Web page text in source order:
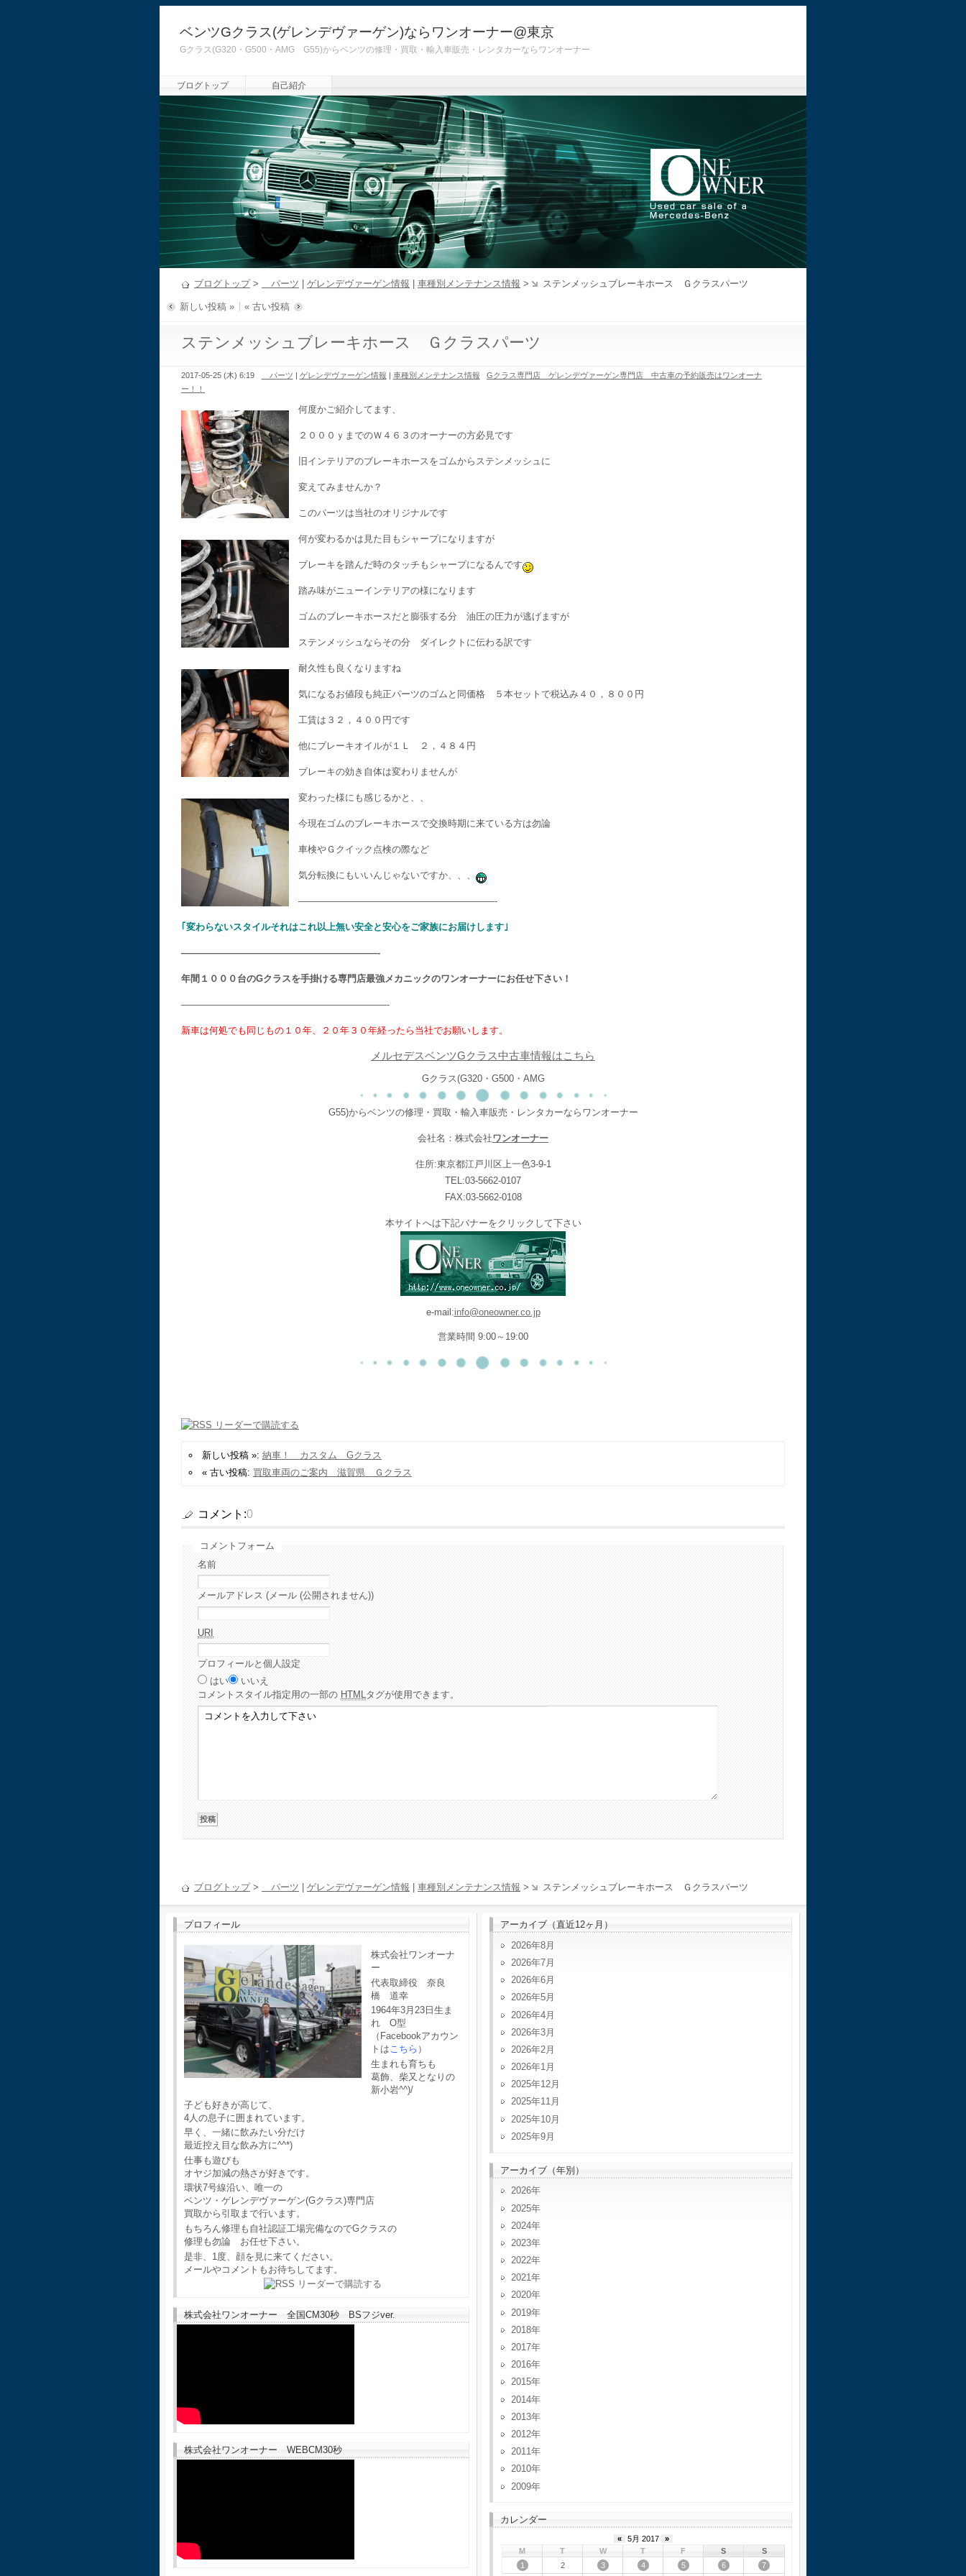
ベンツGクラス(ゲレンデヴァーゲン)ならワンオーナー@東京
Gクラス(G320・G500・AMG G55)からベンツの修理・買取・輸入車販売・レンタカーならワンオーナー
ブログトップ 自己紹介
ブログトップ> パーツ ゲレンデヴァーゲン情報 車種別メンテナンス情報 > ステンメッシュブレーキホース Ｇクラスパーツ
新しい投稿 » « 古い投稿
ステンメッシュブレーキホース Ｇクラスパーツ
2017-05-25 (木) 6:19 パーツ | ゲレンデヴァーゲン情報 | 車種別メンテナンス情報
Gクラス専門店 ゲレンデヴァーゲン専門店 中古車の予約販売はワンオーナ
ー！！
何度かご紹介してます、
２０００ｙまでのＷ４６３のオーナーの方必見です
旧インテリアのブレーキホースをゴムからステンメッシュに
変えてみませんか？
このパーツは当社のオリジナルです
何が変わるかは見た目もシャープになりますが
ブレーキを踏んだ時のタッチもシャープになるんです
踏み味がニューインテリアの様になります
ゴムのブレーキホースだと膨張する分 油圧の圧力が逃げますが
ステンメッシュならその分 ダイレクトに伝わる訳です
耐久性も良くなりますね
気になるお値段も純正パーツのゴムと同価格 ５本セットで税込み４０，８００円
工賃は３２，４００円です
他にブレーキオイルが１Ｌ ２，４８４円
ブレーキの効き自体は変わりませんが
変わった様にも感じるかと、、
今現在ゴムのブレーキホースで交換時期に来ている方は勿論
車検やＧクイック点検の際など
気分転換にもいいんじゃないですか、、、
—————————————————————-
｢変わらないスタイルそれはこれ以上無い安全と安心をご家族にお届けします｣
—————————————————————-
年間１０００台のGクラスを手掛ける専門店最強メカニックのワンオーナーにお任せ下さい！
——————————————————————-
新車は何処でも同じもの１０年、２０年３０年経ったら当社でお願いします。
メルセデスベンツGクラス中古車情報はこちら
Gクラス(G320・G500・AMG
G55)からベンツの修理・買取・輸入車販売・レンタカーならワンオーナー
会社名：株式会社ワンオーナー
住所:東京都江戸川区上一色3-9-1
TEL:03-5662-0107
FAX:03-5662-0108
本サイトへは下記バナーをクリックして下さい
e-mail:info@oneowner.co.jp
営業時間 9:00～19:00
新しい投稿 »: 納車！ カスタム Gクラス
« 古い投稿: 買取車両のご案内 滋賀県 Ｇクラス
コメント:0
コメントフォーム
名前
メールアドレス (メール (公開されません))
URI
プロフィールと個人設定
はい
いいえ
コメント スタイル指定用の一部の HTMLタグが使用できます。
ブログトップ> パーツ ゲレンデヴァーゲン情報 車種別メンテナンス情報 > ステンメッシュブレーキホース Ｇクラスパーツ
プロフィール
株式会社ワンオーナ
ー
代表取締役 奈良
橋 道幸
1964年3月23日生ま
れ O型
（Facebookアカウン
トはこちら ）
生まれも育ちも
葛飾、柴又となりの
新小岩^^)/
子ども好きが高じて、
4人の息子に囲まれています。
早く、一緒に飲みたい分だけ
最近控え目な飲み方に^^*)
仕事も遊びも
オヤジ加減の熱さが好きです。
環状7号線沿い、唯一の
ベンツ・ゲレンデヴァーゲン(Gクラス)専門店
買取から引取まで行います。
もちろん修理も自社認証工場完備なのでGクラスの
修理も勿論 お任せ下さい。
是非、1度、顔を見に来てください。
メールやコメントもお待ちしてます。
株式会社ワンオーナー 全国CM30秒 BSフジver.
株式会社ワンオーナー WEBCM30秒
アーカイブ（直近12ヶ月）
2026年8月
2026年7月
2026年6月
2026年5月
2026年4月
2026年3月
2026年2月
2026年1月
2025年12月
2025年11月
2025年10月
2025年9月
アーカイブ（年別）
2026
2025
2024
2023
2022
2021
2020
2019
2018
2017
2016
2015
2014
2013
2012
2011
2010
2009
カレンダー
« 5月 2017
»
M
T W T F S
S
1
2 3 4 5 6 7